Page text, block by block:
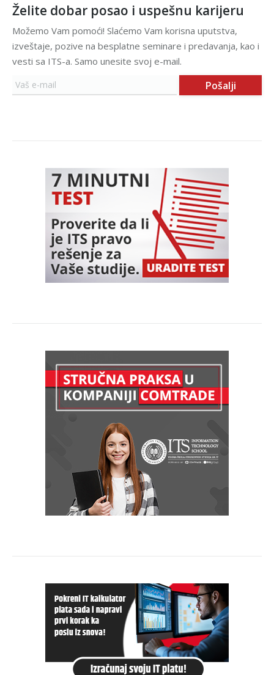
Želite dobar posao i uspešnu karijeru
Možemo Vam pomoći! Slaćemo Vam korisna uputstva,
izveštaje, pozive na besplatne seminare i predavanja, kao i
vesti sa ITS-a. Samo unesite svoj e-mail.